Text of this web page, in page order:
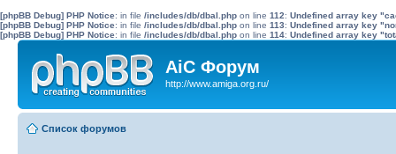
[phpBB Debug] PHP Notice: in file /includes/db/dbal.php on line 112: Undefined array key
[phpBB Debug] PHP Notice: in file /includes/db/dbal.php on line 113: Undefined array key
[phpBB Debug] PHP Notice: in file /includes/db/dbal.php on line 114: Undefined array key
AiC Форум
http://www.amiga.org.ru/
Список форумов